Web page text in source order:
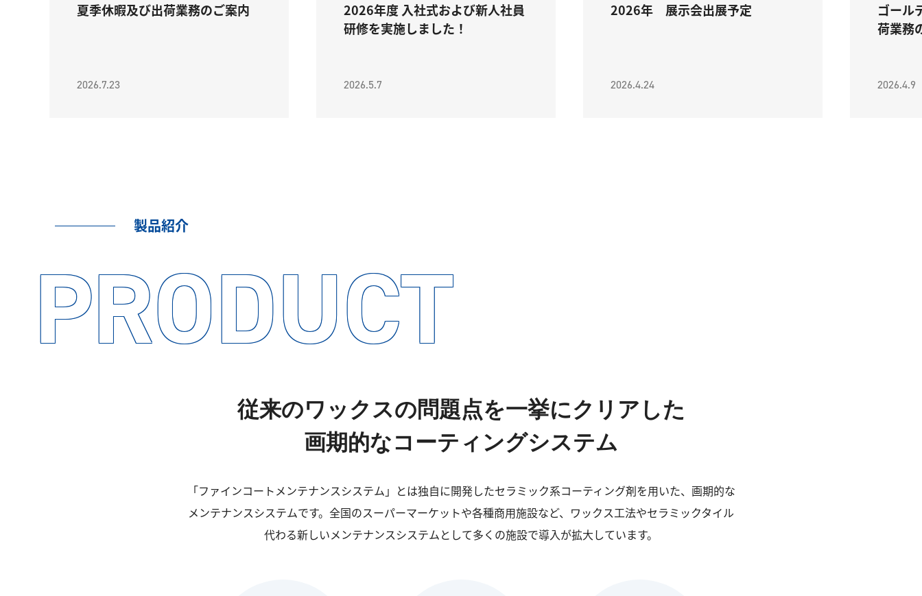
夏季休暇及び出荷業務のご案内
2026.7.23
2026年度 入社式および新人社員
研修を実施しました！
2026.5.7
2026年 展示会出展予定
2026.4.24
ゴール
荷業務
2026.4.9
製品紹介
PRODUCT
従来のワックスの問題点を一挙にクリアした
画期的なコーティングシステム
「ファインコートメンテナンスシステム」とは独自に開発したセラミック系コーティング剤を用いた、画期的な
メンテナンスシステムです。全国のスーパーマーケットや各種商用施設など、ワックス工法やセラミックタイル
代わる新しいメンテナンスシステムとして多くの施設で導入が拡大しています。